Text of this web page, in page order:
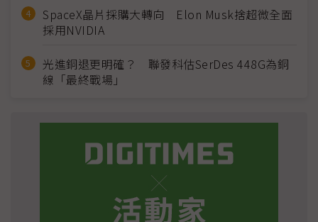
SpaceX晶片採購大轉向 Elon Musk捨超微全面
採用NVIDIA
光進銅退更明確？ 聯發科估SerDes 448G為銅
線「最終戰場」